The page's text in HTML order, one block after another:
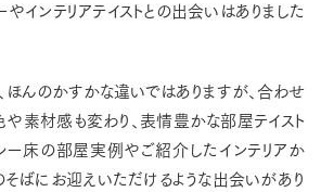
インテリアテイストとの出会いはありました
ほんのかすかな違いではありますが、合わせ
や素材感も変わり、表情豊かな部屋テイスト
ー床の部屋実例やご紹介したインテリアか
そばにお迎えいただけるような出会いがあり